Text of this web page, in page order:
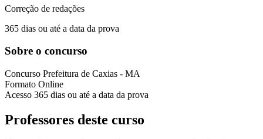
Correção de redações
365 dias ou até a data da prova
Sobre o concurso
Concurso Prefeitura de Caxias - MA
Formato Online
Acesso 365 dias ou até a data da prova
Professores deste curso